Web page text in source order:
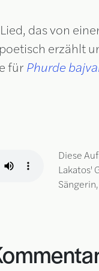
das von
erzählt
für Phurde
Diese
Lakatos'